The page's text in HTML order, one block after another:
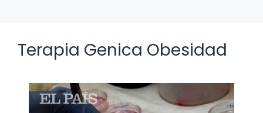
Terapia Genica Obesidad